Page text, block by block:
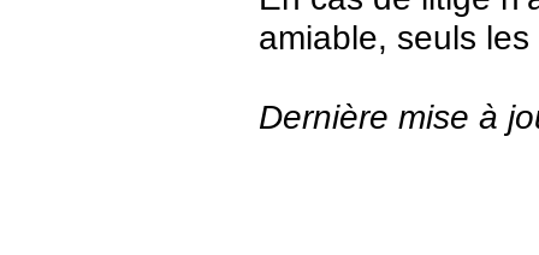
amiable, seuls
Dernière mise à